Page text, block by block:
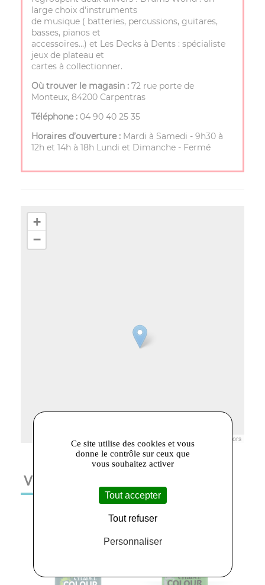
large choix d'instruments
de musique ( batteries, percussions, guitares,
basses, pianos et
accessoires…) et Les Decks à Dents : spécialiste
jeux de plateau et
cartes à collectionner.
Où trouver le magasin : 72 rue porte de
Monteux, 84200 Carpentras
Téléphone : 04 90 40 25 35
Horaires d’ouverture : Mardi à Samedi - 9h30 à
12h et 14h à 18h Lundi et Dimanche - Fermé
+
−
Leaflet | © Openstreetmap France | © contributors
VOUS AIMEREZ AUSSI
Ce site utilise des cookies et vous
donne le contrôle sur ceux que
vous souhaitez activer
Tout accepter
Tout refuser
Personnaliser